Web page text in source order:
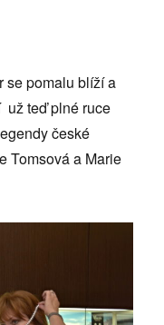
se pomalu blíží a
už teď plné ruce
české
Tomsová a Marie